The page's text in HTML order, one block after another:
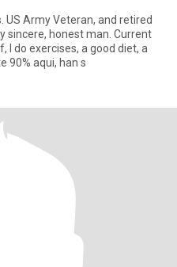
sincere, honest man. Current
I do exercises, a good diet, a
90% aqui, han s